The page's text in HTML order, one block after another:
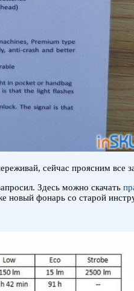
сейчас проясним все
Здесь можно скачать
новый фонарь со старой